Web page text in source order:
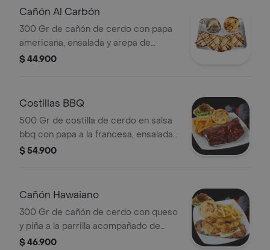
Cañón Al Carbón
300 Gr de cañón de cerdo con papa
americana, ensalada y arepa de
queso.
$ 44.900
Costillas BBQ
500 Gr de costilla de cerdo en salsa
bbq con papa a la francesa, ensalada
y arepa de queso.
$ 54.900
Cañón Hawaiano
300 Gr de cañón de cerdo con queso
y piña a la parrilla acompañado de
papa a la francesa, ensalada y arepa
$ 46.900